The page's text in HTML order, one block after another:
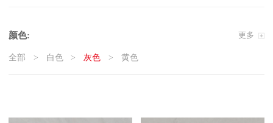
颜色: 更多
全部 白色 灰色 黄色